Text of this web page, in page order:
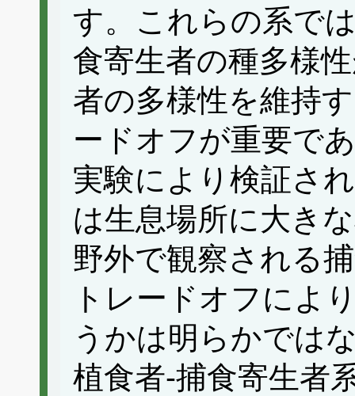
す。これらの系で
食寄生者の種多様
者の多様性を維持
ードオフが重要で
実験により検証さ
は生息場所に大き
野外で観察される
トレードオフによ
うかは明らかでは
植食者‐捕食寄生者